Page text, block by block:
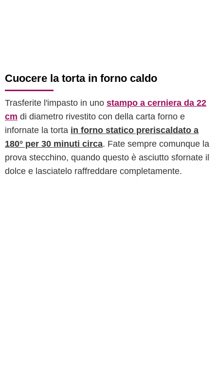
Cuocere la torta in forno caldo
Trasferite l'impasto in uno stampo a cerniera da 22
cm di diametro rivestito con della carta forno e
infornate la torta in forno statico preriscaldato a
180° per 30 minuti circa. Fate sempre comunque la
prova stecchino, quando questo è asciutto sfornate il
dolce e lasciatelo raffreddare completamente.